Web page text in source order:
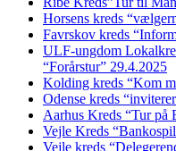
Horsens kreds
Favrskov kreds
ULF-ungdom
“Forårstur” 29.4.2025
Kolding kreds “Kom
Odense kreds
Aarhus Kreds “Tur på
Vejle Kreds
Vejle kreds